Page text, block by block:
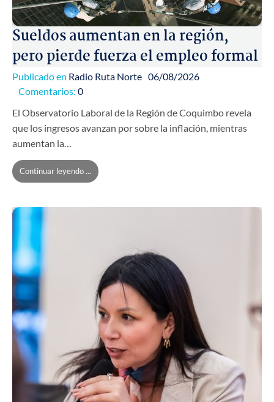
Sueldos aumentan en la región,
pero pierde fuerza el empleo formal
Publicado en Radio Ruta Norte 06/08/2026
Comentarios: 0
El Observatorio Laboral de la Región de Coquimbo revela
que los ingresos avanzan por sobre la inflación, mientras
aumentan la…
Continuar leyendo ...